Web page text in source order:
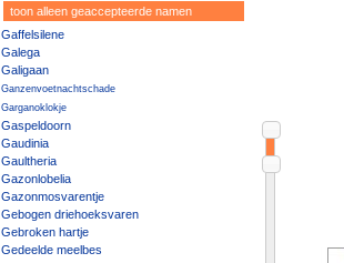
toon alleen geaccepteerde namen
Gaffelsilene
Galega
Galigaan
Ganzenvoetnachtschade
Garganoklokje
Gaspeldoorn
Gaudinia
Gaultheria
Gazonlobelia
Gazonmosvarentje
Gebogen driehoeksvaren
Gebroken hartje
Gedeelde meelbes